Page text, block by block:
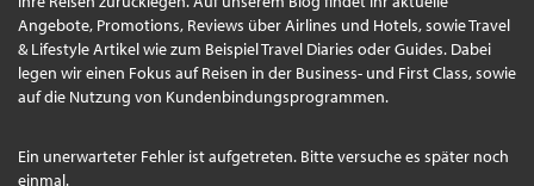
Angebote, Promotions, Reviews über Airlines und Hotels, sowie Travel
& Lifestyle Artikel wie zum Beispiel Travel Diaries oder Guides. Dabei
legen wir einen Fokus auf Reisen in der Business- und First Class, sowie
auf die Nutzung von Kundenbindungsprogrammen.
Ein unerwarteter Fehler ist aufgetreten. Bitte versuche es später noch
einmal.